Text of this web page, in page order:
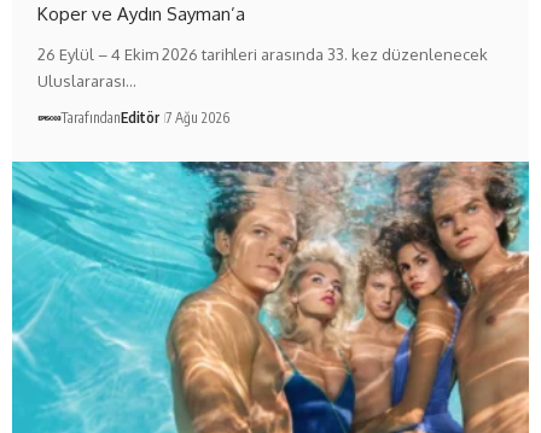
Koper ve Aydın Sayman’a
26 Eylül – 4 Ekim 2026 tarihleri arasında 33. kez düzenlenecek
Uluslararası…
TarafındanEditör 7 Ağu 2026